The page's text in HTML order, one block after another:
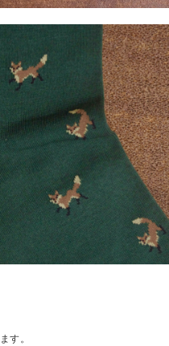
す。